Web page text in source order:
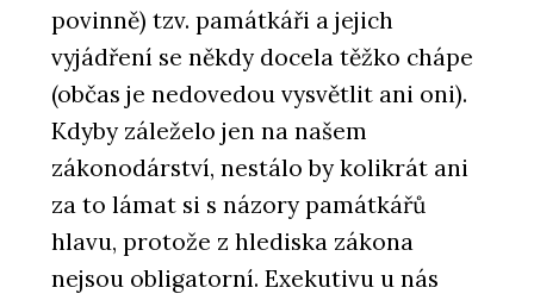
povinně) tzv. památkáři a jejich
vyjádření se někdy docela těžko chápe
(občas je nedovedou vysvětlit ani oni).
Kdyby záleželo jen na našem
zákonodárství, nestálo by kolikrát ani
za to lámat si s názory památkářů
hlavu, protože z hlediska zákona
nejsou obligatorní. Exekutivu u nás